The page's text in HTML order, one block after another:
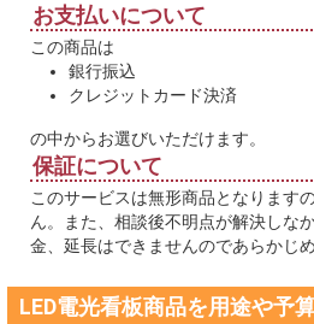
お支払いについて
この商品は
銀行振込
クレジットカード決済
の中からお選びいただけます。
保証について
このサービスは無形商品となります
ん。また、相談後不明点が解決しな
金、延長はできませんのであらかじ
LED電光看板商品を用途や予